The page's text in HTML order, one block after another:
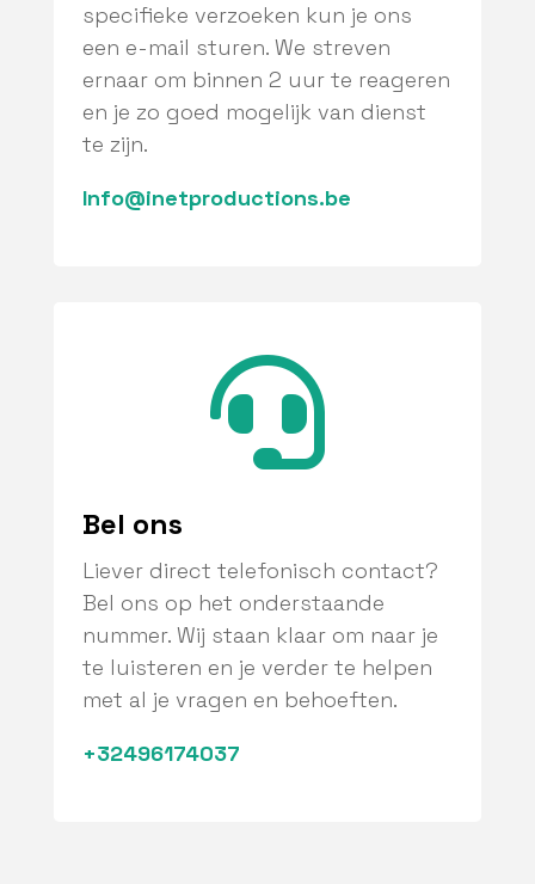
specifieke verzoeken kun je ons
een e-mail sturen. We streven
ernaar om binnen 2 uur te reageren
en je zo goed mogelijk van dienst
te zijn.
Info@inetproductions.be

Bel ons
Liever direct telefonisch contact?
Bel ons op het onderstaande
nummer. Wij staan klaar om naar je
te luisteren en je verder te helpen
met al je vragen en behoeften.
+32496174037